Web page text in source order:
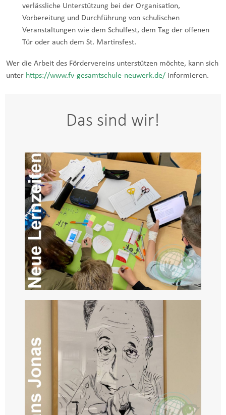
verlässliche Unterstützung bei der Organisation,
Vorbereitung und Durchführung von schulischen
Veranstaltungen wie dem Schulfest, dem Tag der offenen
Tür oder auch dem St. Martinsfest.
Wer die Arbeit des Fördervereins unterstützen möchte, kann sich
unter https://www.fv-gesamtschule-neuwerk.de/ informieren.
Das sind wir!